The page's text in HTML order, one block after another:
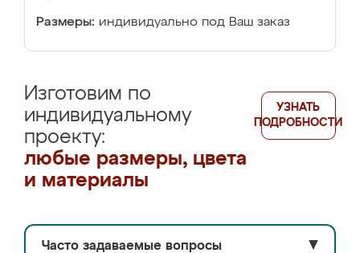
Размеры: индивидуально под Ваш заказ
Изготовим по
индивидуальному
проекту:
любые размеры, цвета
и материалы
УЗНАТЬ
ПОДРОБНОСТИ
Часто задаваемые вопросы ▼